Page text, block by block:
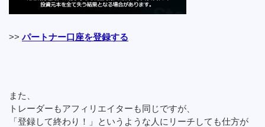
>>パートナー口座を登録する
また、
トレーダーもアフィリエイターも同じですが、
「登録して終わり！」というような人にリーチしても仕方が